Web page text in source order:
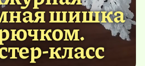
шишка
класс